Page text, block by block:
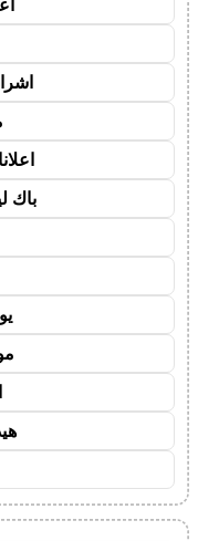
باك